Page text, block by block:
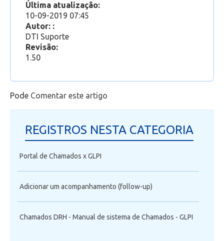
acessar o Portal. Usuário ou Senha inválidos. O
que faço?
(Aluno) Não consigo acessar o Portal. Usuário ou
Senha inválidos. O que faço?
Última atualização:
10-09-2019 07:45
Autor: :
DTI Suporte
Revisão:
1.50
Pode Comentar este artigo
REGISTROS NESTA CATEGORIA
Portal de Chamados x GLPI
Adicionar um acompanhamento (follow-up)
Chamados DRH - Manual de sistema de Chamados - GLPI